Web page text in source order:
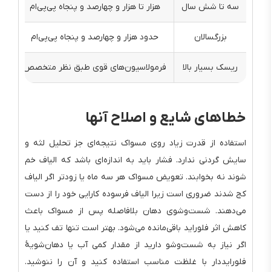
سه تا شش سال هزار تا هزار و چهارصد و پنجاه پی‌پی‌ام
بزرگسالان حدود هزار و چهارصد و پنجاه پی‌پی‌ام
ریسک بسیار بالا فرمولاسیون‌های قوی طبق نظر متخصص
خطاهای شایع و اصلاح آنها
استفاده از قدرت زیاد روی مسواک نتیجه‌ای جز تحلیل لثه و
سایش گردنی ندارد. فشار باید به اندازه‌ای باشد که الیاف خم
شوند نه بخوابند. تعویض مسواک هر سه ماه یا زودتر اگر الیاف
کج شدند ضروری است زیرا الیاف فرسوده کارایی خود را از دست
می‌دهند. شست‌وشوی دهان بلافاصله پس از مسواک باعث
کاهش اثر فلوراید باقی‌مانده می‌شود. بهتر است تنها تف کنید یا
اگر نیاز به شست‌وشو دارید از مقدار کمی آب یا دهان‌شویهٔ
فلورایددار با غلظت مناسب استفاده کنید و آن را ننوشید.